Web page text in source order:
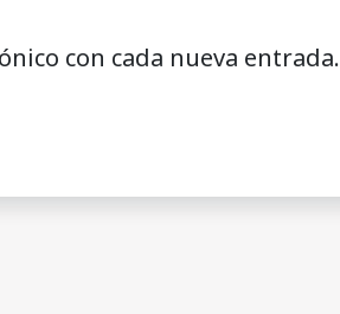
con cada nueva entrada.